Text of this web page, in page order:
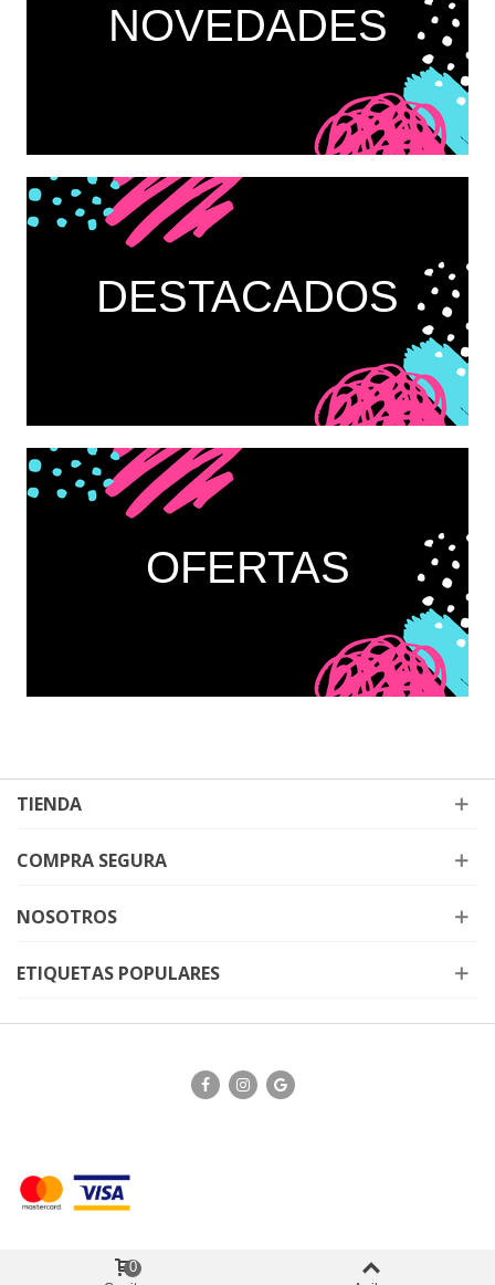
NOVEDADES
DESTACADOS
OFERTAS
TIENDA
COMPRA SEGURA
NOSOTROS
ETIQUETAS POPULARES
0